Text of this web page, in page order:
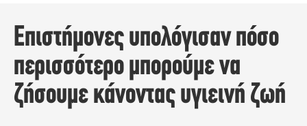
Επιστήμονες υπολόγισαν πόσο
περισσότερο μπορούμε να
ζήσουμε κάνοντας υγιεινή ζωή